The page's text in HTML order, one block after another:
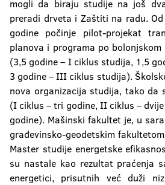
mogli da biraju studije na još
preradi drveta i Zaštiti na radu.
godine počinje pilot-projekat
planova i programa po
(3,5 godine – I ciklus studija, 1,5
3 godine – III ciklus studija).
nova organizacija studija, tako da
(I ciklus – tri godine, II ciklus –
godine). Mašinski fakultet je, u
građevinsko-geodetskim
Master studije energetske
su nastale kao rezultat praćenja
energetici, prisutnih već duži